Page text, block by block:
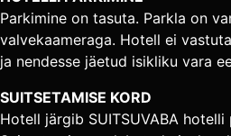
Parkimine on tasuta. Parkla on
valvekaameraga. Hotell ei
ja nendesse jäetud isikliku vara
SUITSETAMISE KORD
Hotell järgib SUITSUVABA